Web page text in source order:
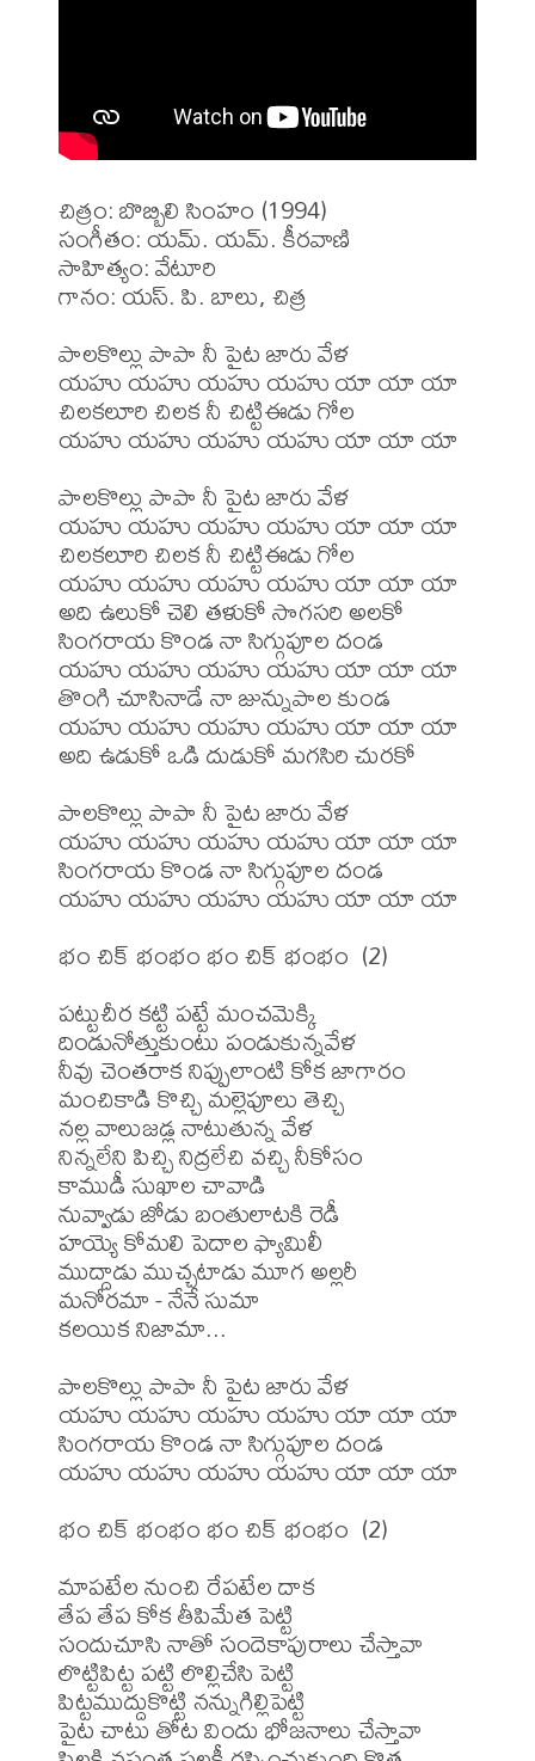
చిత్రం: బొబ్బిలి సింహం (1994)
సంగీతం: యమ్. యమ్. కీరవాణి
సాహిత్యం: వేటూరి
గానం: యస్. పి. బాలు, చిత్ర
పాలకొల్లు పాపా నీ పైట జారు వేళ
యహు యహు యహు యహు యా యా యా
చిలకలూరి చిలక నీ చిట్టిఈడు గోల
యహు యహు యహు యహు యా యా యా
పాలకొల్లు పాపా నీ పైట జారు వేళ
యహు యహు యహు యహు యా యా యా
చిలకలూరి చిలక నీ చిట్టిఈడు గోల
యహు యహు యహు యహు యా యా యా
అది ఉలుకో చెలి తళుకో సొగసరి అలకో
సింగరాయ కొండ నా సిగ్గుపూల దండ
యహు యహు యహు యహు యా యా యా
తొంగి చూసినాడే నా జున్నుపాల కుండ
యహు యహు యహు యహు యా యా యా
అది ఉడుకో ఒడి దుడుకో మగసిరి చురకో
పాలకొల్లు పాపా నీ పైట జారు వేళ
యహు యహు యహు యహు యా యా యా
సింగరాయ కొండ నా సిగ్గుపూల దండ
యహు యహు యహు యహు యా యా యా
భం చిక్ భంభం భం చిక్ భంభం  (2)
పట్టుచీర కట్టి పట్టే మంచమెక్కి
దిండునోత్తుకుంటు పండుకున్నవేళ
నీవు చెంతరాక నిప్పులాంటి కోక జాగారం
మంచికాడి కొచ్చి మల్లెపూలు తెచ్చి
నల్ల వాలుజడ్ల నాటుతున్న వేళ
నిన్నలేని పిచ్చి నిద్రలేచి వచ్చి నీకోసం
కాముడీ సుఖాల చావాడి
నువ్వాడు జోడు బంతులాటకి రెడీ
హయ్యె కోమలి పెదాల ఫ్యామిలీ
ముద్దాడు ముచ్చటాడు మూగ అల్లరీ
మనోరమా - నేనే సుమా
కలయిక నిజామా...
పాలకొల్లు పాపా నీ పైట జారు వేళ
యహు యహు యహు యహు యా యా యా
సింగరాయ కొండ నా సిగ్గుపూల దండ
యహు యహు యహు యహు యా యా యా
భం చిక్ భంభం భం చిక్ భంభం  (2)
మాపటేల నుంచి రేపటేల దాక
తేప తేప కోక తీపిమేత పెట్టి
సందుచూసి నాతో సందెకాపురాలు చేస్తావా
లొట్టిపిట్ట పట్టి లొల్లిచేసి పెట్టి
పిట్టముద్దుకొట్టి నన్నుగిల్లిపెట్టి
పైట చాటు తోట విందు భోజనాలు చేస్తావా